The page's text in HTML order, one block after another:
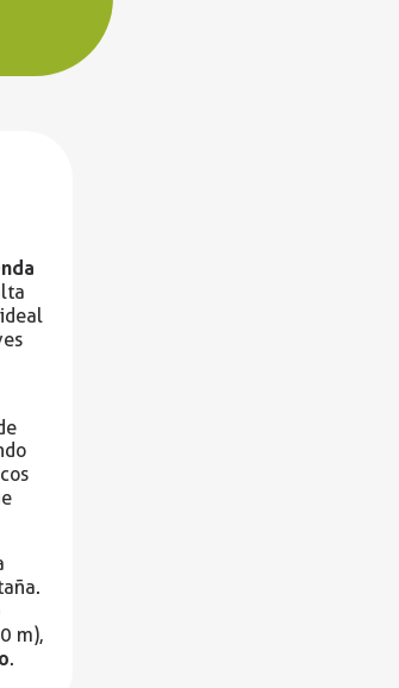
m),
.